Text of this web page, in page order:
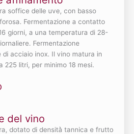
soffice delle uve, con basso
Fermentazione a contatto
giorni, a una temperatura di 28-
Fermentazione
acciaio inox. Il vino matura in
225 litri, per minimo 18 mesi.
del vino
dotato di densità̀ tannica e frutto